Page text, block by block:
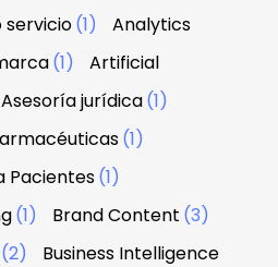
servicio(1)
Analytics
(1)
Artificial
Asesoría jurídica(1)
(1)
Pacientes(1)
(1) Brand Content (3)
(2)
Business Intelligence